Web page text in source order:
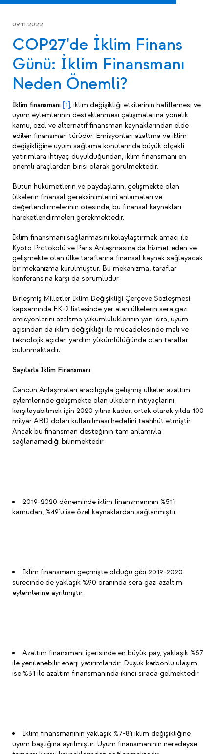
09.11.2022
COP27'de İklim Finans
Günü: İklim Finansmanı
Neden Önemli?
İklim finansmanı [1], iklim değişikliği etkilerinin hafiflemesi ve
uyum eylemlerinin desteklenmesi çalışmalarına yönelik
kamu, özel ve alternatif finansman kaynaklarından elde
edilen finansman türüdür. Emisyonları azaltma ve iklim
değişikliğine uyum sağlama konularında büyük ölçekli
yatırımlara ihtiyaç duyulduğundan, iklim finansmanı en
önemli araçlardan birisi olarak görülmektedir.
Bütün hükümetlerin ve paydaşların, gelişmekte olan
ülkelerin finansal gereksinimlerini anlamaları ve
değerlendirmelerinin ötesinde, bu finansal kaynakları
hareketlendirmeleri gerekmektedir.
İklim finansmanı sağlanmasını kolaylaştırmak amacı ile
Kyoto Protokolü ve Paris Anlaşmasına da hizmet eden ve
gelişmekte olan ülke taraflarına finansal kaynak sağlayacak
bir mekanizma kurulmuştur. Bu mekanizma, taraflar
konferansına karşı da sorumludur.
Birleşmiş Milletler İklim Değişikliği Çerçeve Sözleşmesi
kapsamında EK-2 listesinde yer alan ülkelerin sera gazı
emisyonlarını azaltma yükümlülüklerinin yanı sıra, uyum
açısından da iklim değişikliği ile mücadelesinde mali ve
teknolojik açıdan yardım yükümlülüğünde olan taraflar
bulunmaktadır.
Sayılarla İklim Finansmanı
Cancun Anlaşmaları aracılığıyla gelişmiş ülkeler azaltım
eylemlerinde gelişmekte olan ülkelerin ihtiyaçlarını
karşılayabilmek için 2020 yılına kadar, ortak olarak yılda 100
milyar ABD doları kullanılması hedefini taahhüt etmiştir.
Ancak bu finansman desteğinin tam anlamıyla
sağlanamadığı bilinmektedir.
2019-2020 döneminde iklim finansmanının %51’i
kamudan, %49’u ise özel kaynaklardan sağlanmıştır.
İklim finansmanı geçmişte olduğu gibi 2019-2020
sürecinde de yaklaşık %90 oranında sera gazı azaltım
eylemlerine ayrılmıştır.
Azaltım finansmanı içerisinde en büyük pay, yaklaşık %57
ile yenilenebilir enerji yatırımlarıdır. Düşük karbonlu ulaşım
ise %31 ile azaltım finansmanında ikinci sırada gelmektedir.
İklim finansmanının yaklaşık %7-8'i iklim değişikliğine
uyum başlığına ayrılmıştır. Uyum finansmanının neredeyse